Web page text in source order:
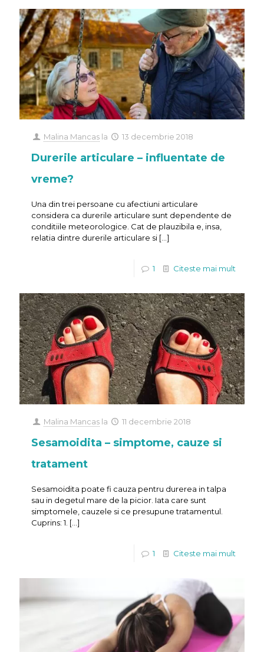
Malina Mancas la 13 decembrie 2018
Durerile articulare – influentate de
vreme?
Una din trei persoane cu afectiuni articulare
considera ca durerile articulare sunt dependente de
conditiile meteorologice. Cat de plauzibila e, insa,
relatia dintre durerile articulare si […]
1 Citeste mai mult
Malina Mancas la 11 decembrie 2018
Sesamoidita – simptome, cauze si
tratament
Sesamoidita poate fi cauza pentru durerea in talpa
sau in degetul mare de la picior. Iata care sunt
simptomele, cauzele si ce presupune tratamentul.
Cuprins: 1. […]
1 Citeste mai mult